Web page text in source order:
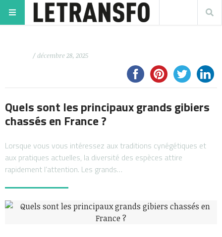
/ décembre 28, 2025
Quels sont les principaux grands gibiers
chassés en France ?
Lorsque vous vous intéressez aux traditions cynégétiques et
aux pratiques actuelles, la diversité des espèces attire
rapidement l’attention. Les grands…